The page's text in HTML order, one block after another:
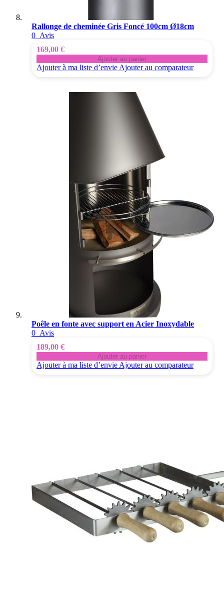
Rallonge de cheminée Gris Foncé 100cm Ø18cm
0 Avis
169,00 €
Ajouter au panier
Ajouter à ma liste d’envie Ajouter au comparateur
Poêle en fonte avec support en Acier Inoxydable
0 Avis
189,00 €
Ajouter au panier
Ajouter à ma liste d’envie Ajouter au comparateur